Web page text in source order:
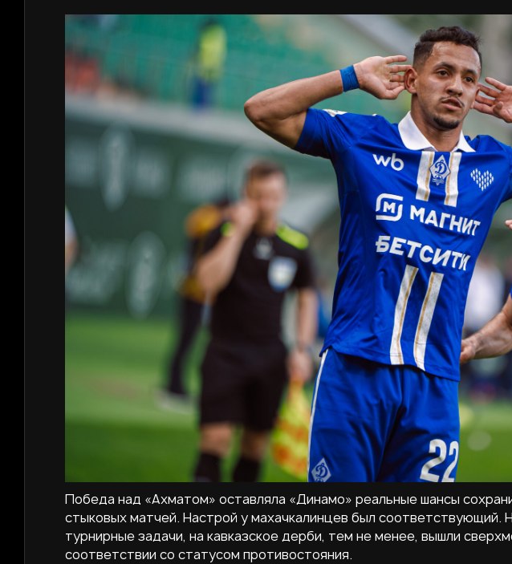
Победа над «Ахматом» оставляла «Динамо» реальные шансы
стыковых матчей. Настрой у махачкалинцев был соответствующий.
турнирные задачи, на кавказское дерби, тем не менее, вышли
соответствии со статусом противостояния.